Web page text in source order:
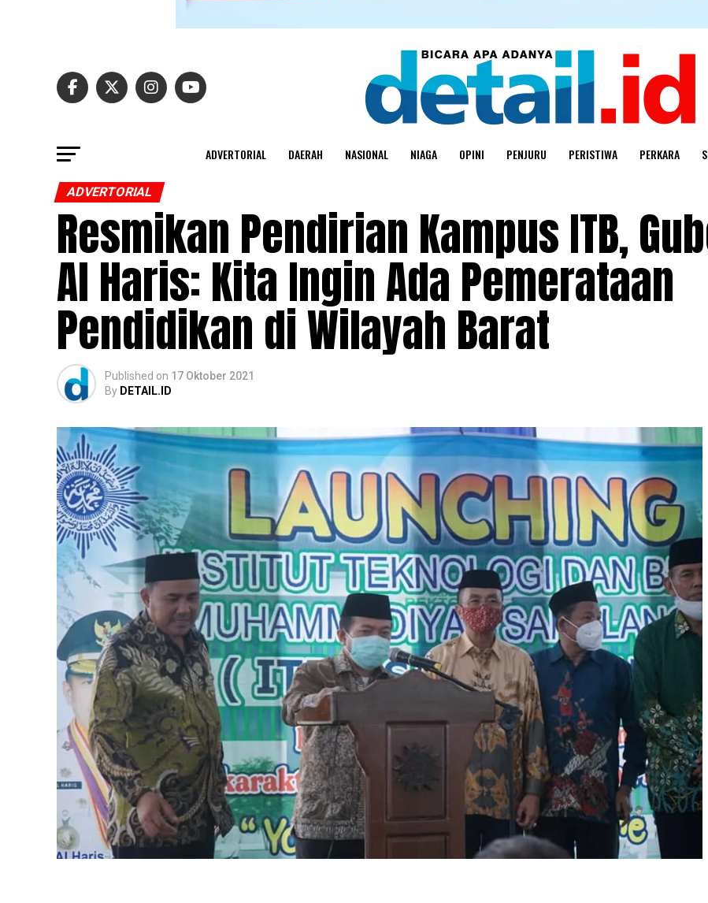
ADVERTORIAL DAERAH NASIONAL NIAGA OPINI PENJURU PERISTIWA PERKARA
ADVERTORIAL
Resmikan Pendirian Kampus ITB,
Al Haris: Kita Ingin Ada Pemerataan
Pendidikan di Wilayah Barat
Published on 17 Oktober 2021
By DETAIL.ID